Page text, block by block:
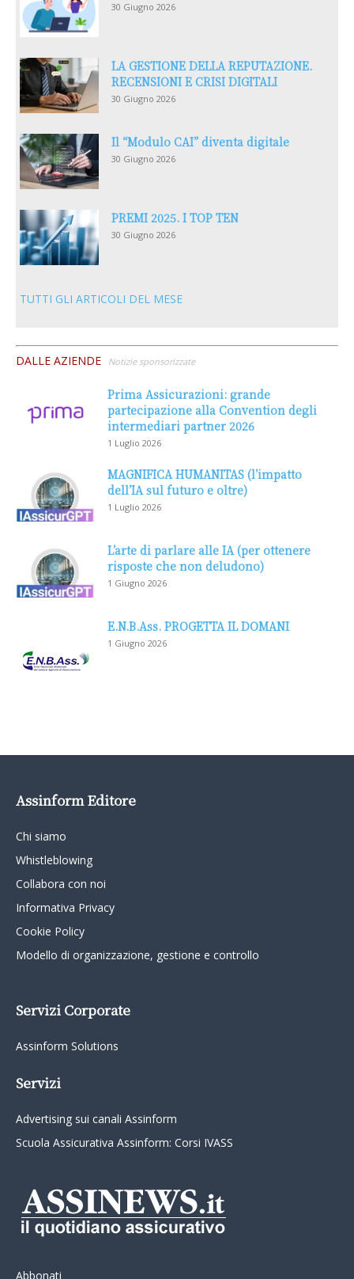
30 Giugno 2026
LA GESTIONE DELLA REPUTAZIONE.
RECENSIONI E CRISI DIGITALI
30 Giugno 2026
Il “Modulo CAI” diventa digitale
30 Giugno 2026
PREMI 2025. I TOP TEN
30 Giugno 2026
TUTTI GLI ARTICOLI DEL MESE
DALLE AZIENDE Notizie sponsorizzate
Prima Assicurazioni: grande
partecipazione alla Convention degli
intermediari partner 2026
1 Luglio 2026
MAGNIFICA HUMANITAS (l’impatto
dell’IA sul futuro e oltre)
1 Luglio 2026
L’arte di parlare alle IA (per ottenere
risposte che non deludono)
1 Giugno 2026
E.N.B.Ass. PROGETTA IL DOMANI
1 Giugno 2026
Assinform Editore
Chi siamo
Whistleblowing
Collabora con noi
Informativa Privacy
Cookie Policy
Modello di organizzazione, gestione e controllo
Servizi Corporate
Assinform Solutions
Servizi
Advertising sui canali Assinform
Scuola Assicurativa Assinform: Corsi IVASS
Abbonati